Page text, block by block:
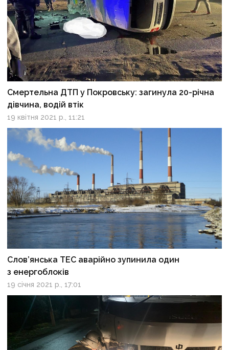
Смертельна ДТП у Покровську: загинула 20-річна
дівчина, водій втік
19 квітня 2021 р., 11:21
Слов’янська ТЕС аварійно зупинила один
з енергоблоків
19 січня 2021 р., 17:01